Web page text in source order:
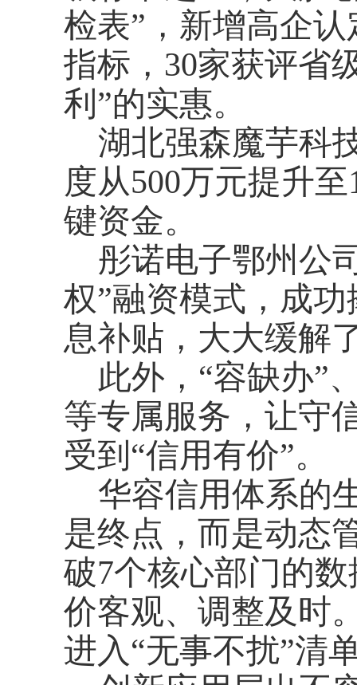
检表”，新增高企
指标，30家获评省
利”的实惠。
湖北强森魔芋科
度从500万元提升
键资金。
彤诺电子鄂州公
权”融资模式，成
息补贴，大大缓解
此外， “容缺办”
等专属服务，让守
受到“信用有价”。
华容信用体系的
是终点，而是动态
破7个核心部门的
价客观、调整及时
进入“无事不扰”清